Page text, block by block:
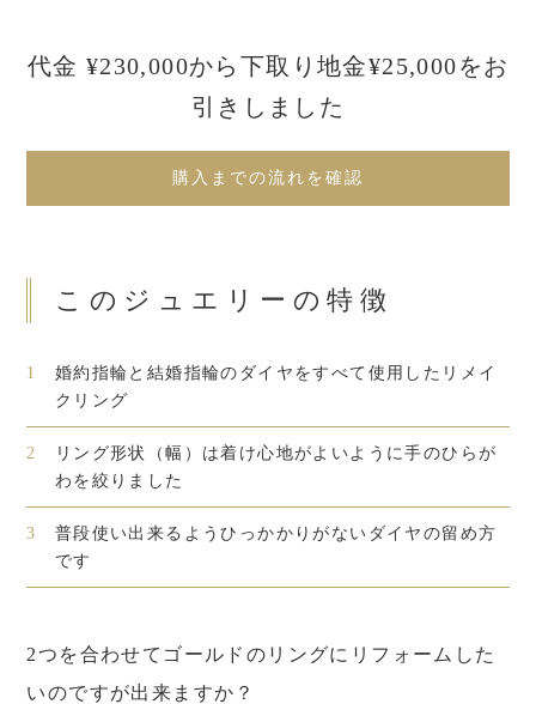
代金 ¥230,000から下取り地金¥25,000をお
引きしました
購入までの流れを確認
このジュエリーの特徴
1
婚約指輪と結婚指輪のダイヤをすべて使用したリメイ
クリング
2
リング形状（幅）は着け心地がよいように手のひらが
わを絞りました
3
普段使い出来るようひっかかりがないダイヤの留め方
です
2つを合わせてゴールドのリングにリフォームした
いのですが出来ますか？